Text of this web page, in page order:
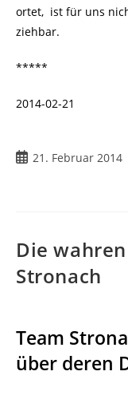
ortet, ist für uns
ziehbar.
*****
2014-02-21
21. Februar 2014
Die
Stronach
Team
über deren